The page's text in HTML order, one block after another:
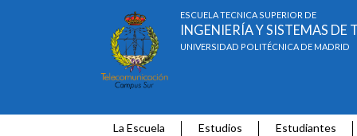
ESCUELA TÉCNICA SUPERIOR DE
INGENIERÍA Y SISTEMAS
UNIVERSIDAD POLITÉCNICA DE MADRID
La Escuela Estudios
Estudiantes